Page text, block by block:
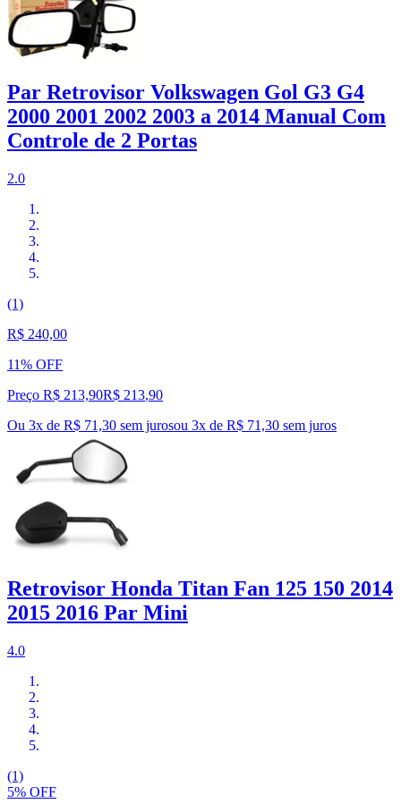
Par Retrovisor Volkswagen Gol G3 G4
2000 2001 2002 2003 a 2014 Manual Com
Controle de 2 Portas
2.0
(1)
R$ 240,00
11% OFF
Preço R$ 213,90R$ 213,90
Ou 3x de R$ 71,30 sem jurosou 3x de R$ 71,30 sem juros
Retrovisor Honda Titan Fan 125 150 2014
2015 2016 Par Mini
4.0
(1)
5% OFF